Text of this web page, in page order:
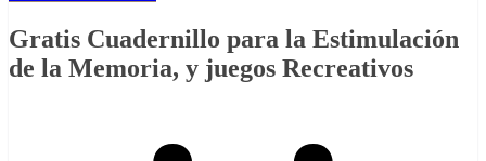
Gratis Cuadernillo para la Estimulación
de la Memoria, y juegos Recreativos